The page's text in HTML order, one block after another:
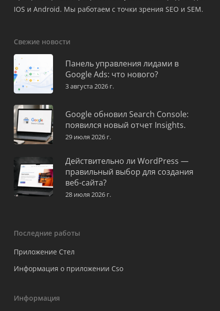
IOS и Android. Мы работаем с точки зрения SEO и SEM.
Свежие новости
Панель управления лидами в
Google Ads: что нового?
3 августа 2026 г.
Google обновил Search Console:
появился новый отчет Insights.
29 июля 2026 г.
Действительно ли WordPress —
правильный выбор для создания
веб-сайта?
28 июля 2026 г.
Последние работы
Приложение Стел
Информация о приложении Cso
Информация